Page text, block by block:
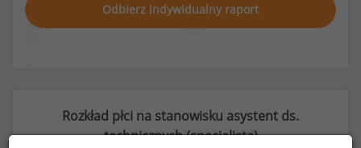
Odbierz indywidualny raport
Rozkład płci na stanowisku asystent ds.
technicznych (specjalista)